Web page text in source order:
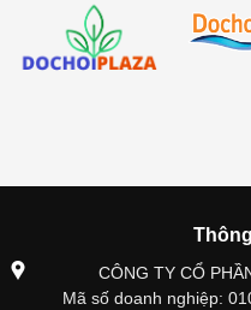
CÔNG TY CỔ
Mã số doanh nghiệp: